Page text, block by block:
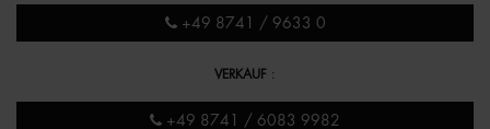
+49 8741 / 9633 0
VERKAUF :
+49 8741 / 6083 9982